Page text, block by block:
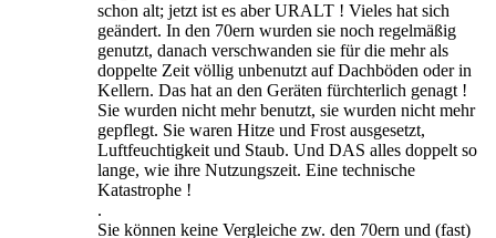
schon alt; jetzt ist es aber URALT ! Vieles hat sich
geändert. In den 70ern wurden sie noch regelmäßig
genutzt, danach verschwanden sie für die mehr als
doppelte Zeit völlig unbenutzt auf Dachböden oder in
Kellern. Das hat an den Geräten fürchterlich genagt !
Sie wurden nicht mehr benutzt, sie wurden nicht mehr
gepflegt. Sie waren Hitze und Frost ausgesetzt,
Luftfeuchtigkeit und Staub. Und DAS alles doppelt so
lange, wie ihre Nutzungszeit. Eine technische
Katastrophe !
.
Sie können keine Vergleiche zw. den 70ern und (fast)